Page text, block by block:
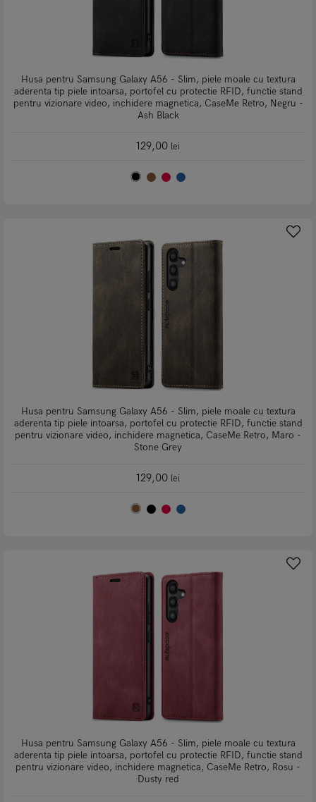
Husa pentru Samsung Galaxy A56 - Slim, piele moale cu textura
aderenta tip piele intoarsa, portofel cu protectie RFID, functie stand
pentru vizionare video, inchidere magnetica, CaseMe Retro, Negru -
Ash Black
129,00 lei
Husa pentru Samsung Galaxy A56 - Slim, piele moale cu textura
aderenta tip piele intoarsa, portofel cu protectie RFID, functie stand
pentru vizionare video, inchidere magnetica, CaseMe Retro, Maro -
Stone Grey
129,00 lei
Husa pentru Samsung Galaxy A56 - Slim, piele moale cu textura
aderenta tip piele intoarsa, portofel cu protectie RFID, functie stand
pentru vizionare video, inchidere magnetica, CaseMe Retro, Rosu -
Dusty red